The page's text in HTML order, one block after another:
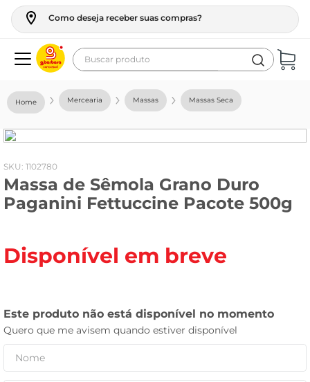
Como deseja receber suas compras?
Buscar produto
Mercearia Massas Massas Seca
: 1102780
Massa de Sêmola Grano Duro
Paganini Fettuccine Pacote 500g
Disponível em breve
geladeira
fogao
café
cerveja
leite
tv